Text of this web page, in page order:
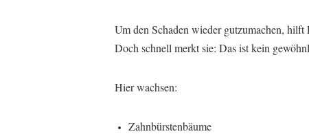
Um den Schaden wieder gutzumachen,
Doch schnell merkt sie: Das ist kein
Hier wachsen:
Zahnbürstenbäume